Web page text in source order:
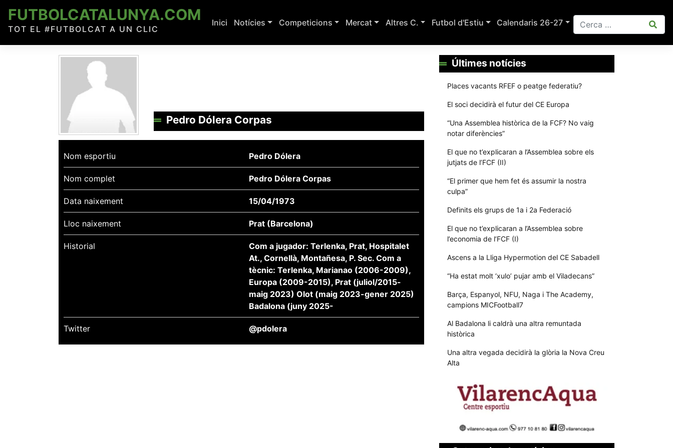
content
FUTBOLCATALUNYA.COM
TOT EL #FUTBOLCAT A UN CLIC
Inici Notícies Competicions Mercat Altres C. Futbol d'Estiu Calendaris 26-27
Pedro Dólera Corpas
Nom esportiu Pedro Dólera
Nom complet Pedro Dólera Corpas
Data naixement 15/04/1973
Lloc naixement Prat (Barcelona)
Historial
Com a jugador: Terlenka, Prat, Hospitalet
At., Cornellà, Montañesa, P. Sec. Com a
tècnic: Terlenka, Marianao (2006-2009),
Europa (2009-2015), Prat (juliol/2015-
maig 2023) Olot (maig 2023-gener 2025)
Badalona (juny 2025-
Twitter @pdolera
Últimes notícies
Places vacants RFEF o peatge federatiu?
El soci decidirà el futur del CE Europa
“Una Assemblea històrica de la FCF? No vaig
notar diferències”
El que no t’explicaran a l’Assemblea sobre els
jutjats de l’FCF (II)
“El primer que hem fet és assumir la nostra
culpa”
Definits els grups de 1a i 2a Federació
El que no t’explicaran a l’Assemblea sobre
l’economia de l’FCF (I)
Ascens a la Lliga Hypermotion del CE Sabadell
“Ha estat molt ‘xulo’ pujar amb el Viladecans”
Barça, Espanyol, NFU, Naga i The Academy,
campions MICFootball7
Al Badalona li caldrà una altra remuntada
històrica
Una altra vegada decidirà la glòria la Nova Creu
Alta